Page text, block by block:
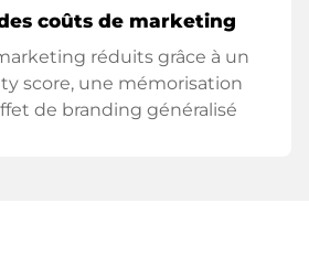
coûts de marketing
réduits grâce à un
score, une mémorisation
de branding généralisé